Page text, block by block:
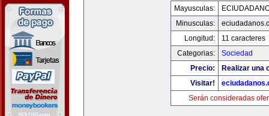
Mayusculas:
Minusculas:
Longitud:
11 caracteres
Categorias:
Sociedad
Precio:
Realizar una
Visitar!
Serán consideradas